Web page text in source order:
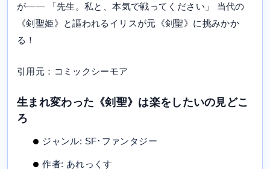
が―― 「先生。私と、本気で戦ってください」 当代の
《剣聖姫》と謳われるイリスが元《剣聖》に挑みかか
る！
引用元：コミックシーモア
生まれ変わった《剣聖》は楽をしたいの見どこ
ろ
ジャンル: SF･ファンタジー
作者: あれっくす